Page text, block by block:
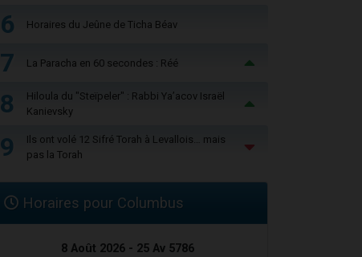
6 Horaires du Jeûne de Ticha Béav
7 La Paracha en 60 secondes : Réé
8
Hiloula du "Steïpeler" : Rabbi Ya’acov Israël
Kanievsky
9
Ils ont volé 12 Sifré Torah à Levallois… mais
pas la Torah
Horaires pour Columbus
8 Août 2026 - 25 Av 5786